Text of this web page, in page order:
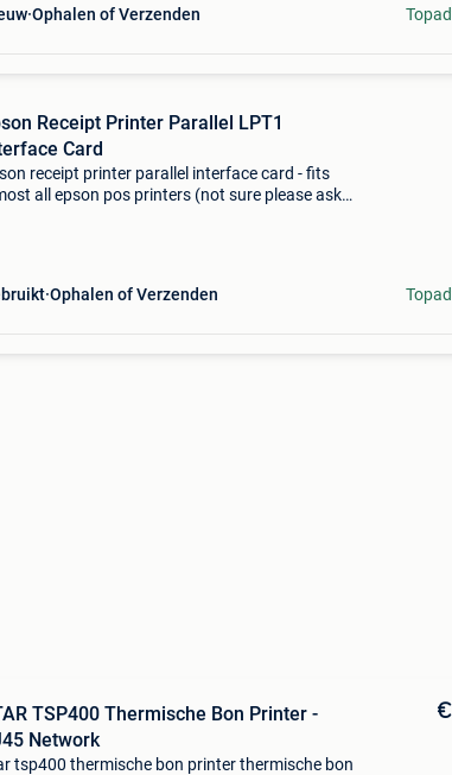
Ophalen of Verzenden
Receipt Printer Parallel LPT1
Card
receipt printer parallel interface card - fits
all epson pos printers (not sure please ask
Ophalen of Verzenden
TSP400 Thermische Bon Printer -
Network
tsp400 thermische bon printer thermische bon